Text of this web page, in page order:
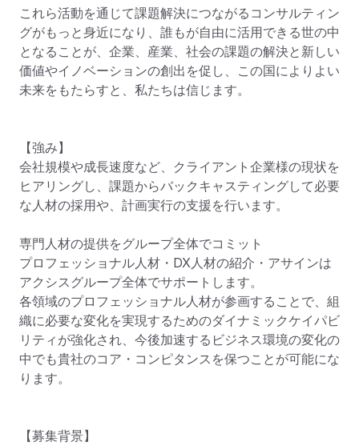
これら活動を通じて課題解決につながるコンサルティン
グがもっと身近になり、誰もが自由に活用できる世の中
となることが、企業、産業、社会の課題の解決と新しい
価値やイノベーションの創出を促し、この国によりよい
未来をもたらすと、私たちは信じます。
【強み】
会社規模や成長速度など、クライアント企業様の現状を
ヒアリングし、課題からバックキャスティングして必要
な人材の採用や、計画実行の支援を行います。
専門人材の提供をグループ全体でコミット
プロフェッショナル人材・DX人材の紹介・アサインは
アクシスグループ全体でサポートします。
各領域のプロフェッショナル人材が参画することで、組
織に必要な変化を実現するためのダイナミックケイパビ
リティが強化され、今後加速するビジネス環境の変化の
中でも貴社のコア・コンピタンスを保つことが可能にな
ります。
【募集背景】